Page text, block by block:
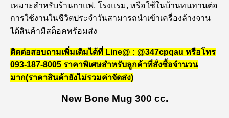
เหมาะสำหรับร้านกาแฟ, โรงแรม, หรือใช้ในบ้านทนทานต่อ
การใช้งานในชีวิตประจำวันสามารถนำเข้าเครื่องล้างจาน
ได้สินค้ามีสต็อคพร้อมส่ง
ติดต่อสอบถามเพิ่มเติมได้ที่ Line@ : @347cpqau หรือโทร
093-187-8005 ราคาพิเศษสำหรับลูกค้าที่สั่งซื้อจำนวน
มาก(ราคาสินค้ายังไม่รวมค่าจัดส่ง)
New Bone Mug 300 cc.